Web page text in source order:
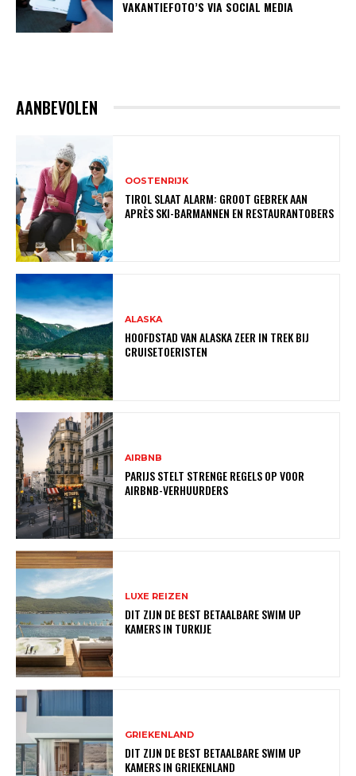
VAKANTIEFOTO’S VIA SOCIAL MEDIA
AANBEVOLEN
OOSTENRIJK
TIROL SLAAT ALARM: GROOT GEBREK AAN
APRÈS SKI-BARMANNEN EN RESTAURANTOBERS
ALASKA
HOOFDSTAD VAN ALASKA ZEER IN TREK BIJ
CRUISETOERISTEN
AIRBNB
PARIJS STELT STRENGE REGELS OP VOOR
AIRBNB-VERHUURDERS
LUXE REIZEN
DIT ZIJN DE BEST BETAALBARE SWIM UP
KAMERS IN TURKIJE
GRIEKENLAND
DIT ZIJN DE BEST BETAALBARE SWIM UP
KAMERS IN GRIEKENLAND